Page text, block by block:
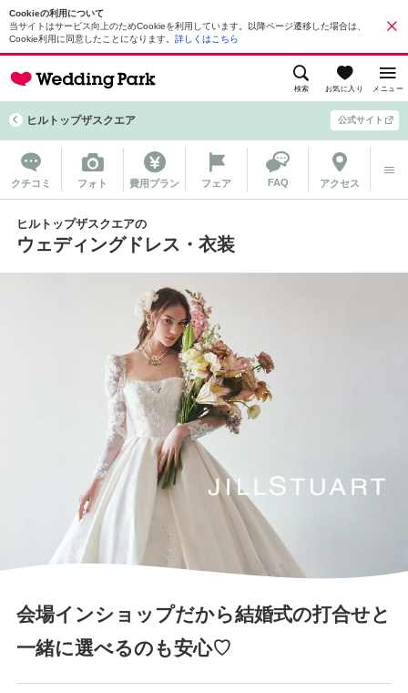
Cookieの利用について
当サイトはサービス向上のためCookieを利用しています。以降ページ遷移した場合は、
Cookie利用に同意したことになります。 詳しくはこちら
検索 お気に入り メニュー
ヒルトップザスクエア 公式サイト
クチコミ フォト 費用プラン フェア FAQ アクセス
ヒルトップザスクエアの
ウェディングドレス・衣装
会場インショップだから結婚式の打合せと
一緒に選べるのも安心♡